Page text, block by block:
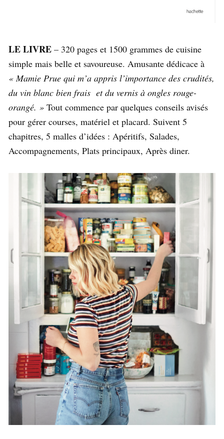
LE LIVRE – 320 pages et 1500 grammes de cuisine
simple mais belle et savoureuse. Amusante dédicace à
« Mamie Prue qui m’a appris l’importance des crudités,
du vin blanc bien frais et du vernis à ongles rouge-
orangé. » Tout commence par quelques conseils avisés
pour gérer courses, matériel et placard. Suivent 5
chapitres, 5 malles d’idées : Apéritifs, Salades,
Accompagnements, Plats principaux, Après diner.